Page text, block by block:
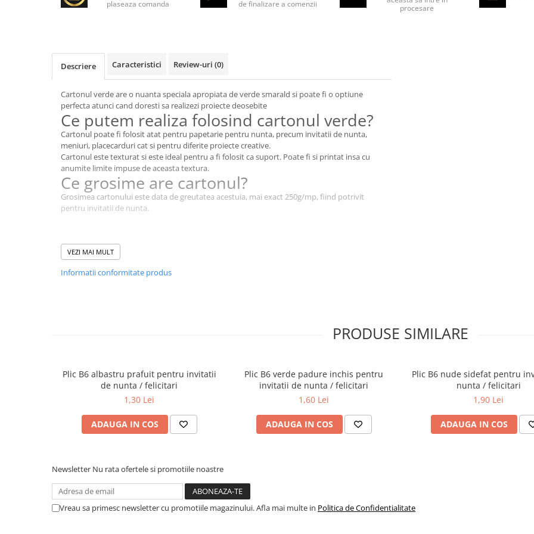
plaseaza comanda
de finalizare a comenzii
procesare
Descriere Caracteristici Review-uri (0)
Cartonul verde are o nuanta speciala apropiata de verde smarald si poate fi o optiune
perfecta atunci cand doresti sa realizezi proiecte deosebite
Ce putem realiza folosind cartonul verde?
Cartonul poate fi folosit atat pentru papetarie pentru nunta, precum invitatii de nunta,
meniuri, placecarduri cat si pentru diferite proiecte creative.
Cartonul este texturat si este ideal pentru a fi folosit ca suport. Poate fi si printat insa cu
anumite limite impuse de aceasta textura.
Ce grosime are cartonul?
Grosimea cartonului este data de greutatea acestuia, mai exact 250g/mp, fiind potrivit
pentru invitatii de nunta.
VEZI MAI MULT
Informatii conformitate produs
PRODUSE SIMILARE
Plic B6 albastru prafuit pentru invitatii
de nunta / felicitari
1,30 Lei
ADAUGA IN COS
Plic B6 verde padure inchis pentru
invitatii de nunta / felicitari
1,60 Lei
ADAUGA IN COS
Plic B6 nude sidefat pentru
nunta / felicitari
1,90 Lei
ADAUGA IN COS
Newsletter Nu rata ofertele si promotiile noastre
Vreau sa primesc newsletter cu promotiile magazinului. Afla mai multe in Politica de Confidentialitate